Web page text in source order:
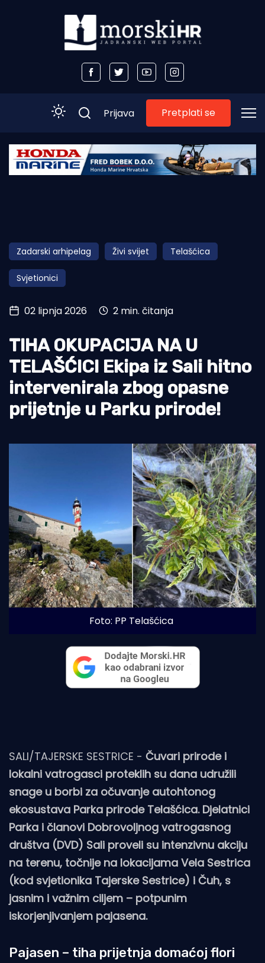
Početna
Obala
Otoci
Turizam i nautika
Pomorstvo
Ekologija
Tradicija i kultura
Prijava Pretplati se
Zadarski arhipelag Živi svijet Telašćica
Svjetionici
02 lipnja 2026 2 min. čitanja
TIHA OKUPACIJA NA U
TELAŠĆICI Ekipa iz Sali hitno
intervenirala zbog opasne
prijetnje u Parku prirode!
Foto: PP Telašćica
SALI/TAJERSKE SESTRICE - Čuvari prirode i
lokalni vatrogasci proteklih su dana udružili
snage u borbi za očuvanje autohtonog
ekosustava Parka prirode Telašćica. Djelatnici
Parka i članovi Dobrovoljnog vatrogasnog
društva (DVD) Sali proveli su intenzivnu akciju
na terenu, točnije na lokacijama Vela Sestrica
(kod svjetionika Tajerske Sestrice) i Čuh, s
jasnim i važnim ciljem – potpunim
iskorjenjivanjem pajasena.
Pajasen – tiha prijetnja domaćoj flori